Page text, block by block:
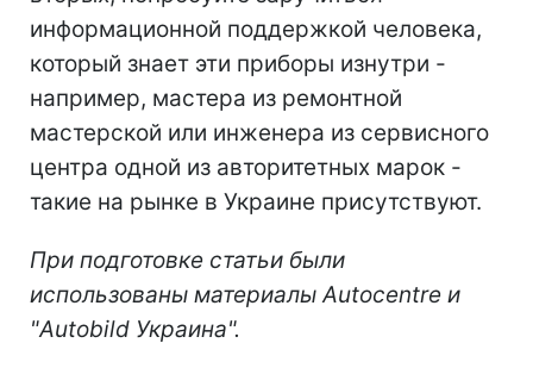
информационной поддержкой человека,
который знает эти приборы изнутри -
например, мастера из ремонтной
мастерской или инженера из сервисного
центра одной из авторитетных марок -
такие на рынке в Украине присутствуют.
При подготовке статьи были
использованы материалыAutocentre и
"Autobild Украина".